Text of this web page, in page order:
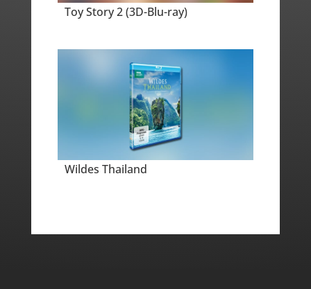
Toy Story 2 (3D-Blu-ray)
Wildes Thailand